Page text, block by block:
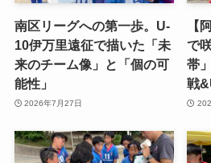
南区リーグへの第一歩。U-
10伊万里遠征で描いた「未
来のチーム像」と「個の可
能性」
2026年7月27日
【
で
帯
戦